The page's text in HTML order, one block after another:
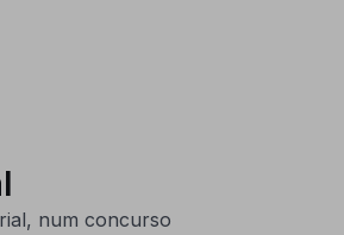
num concurso